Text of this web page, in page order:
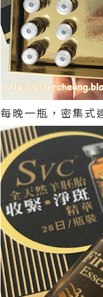
每晚一瓶，密集式